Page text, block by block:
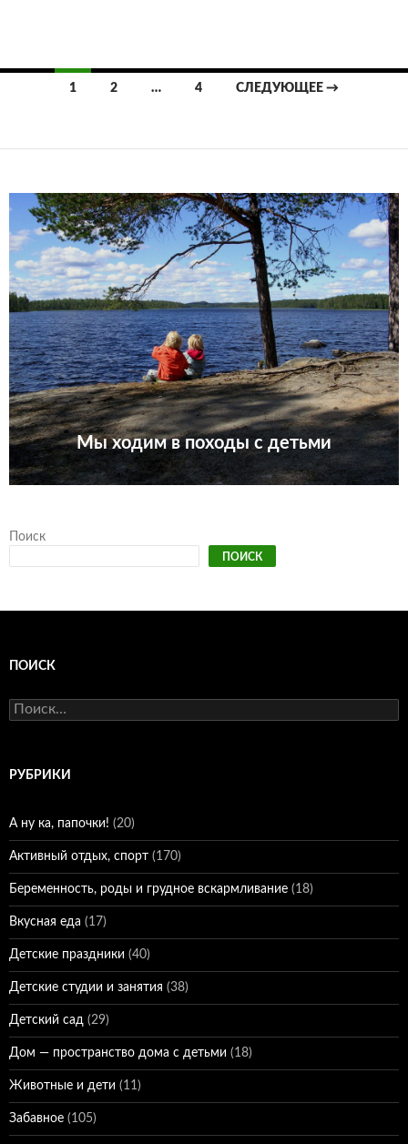
Навигация
записям
1 2 … 4 СЛЕДУЮЩЕЕ →
Мы ходим в походы с детьми
Поиск
ПОИСК
ПОИСК
Найти:
РУБРИКИ
А ну ка, папочки! (20)
Активный отдых, спорт (170)
Беременность, роды и грудное вскармливание (18)
Вкусная еда (17)
Детские праздники (40)
Детские студии и занятия (38)
Детский сад (29)
Дом — пространство дома с детьми (18)
Животные и дети (11)
Забавное (105)